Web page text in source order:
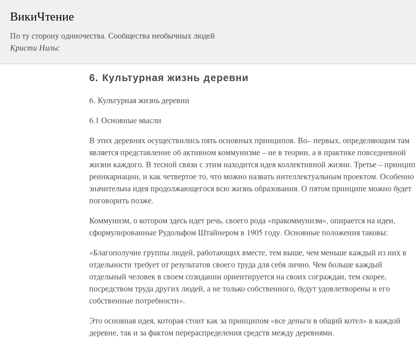
ВикиЧтение
По ту сторону одиночества. Сообщества необычных людей
Кристи Нильс
6. Культурная жизнь деревни
6. Культурная жизнь деревни
6.1 Основные мысли
В этих деревнях осуществились пять основных принципов. Во– первых, определяющим там
является представление об активном коммунизме – не в теории, а в практике повседневной
жизни каждого. В тесной связи с этим находится идея коллективной жизни. Третье – принцип
реинкарнации, и как четвертое то, что можно назвать интеллектуальным проектом. Особенно
значительна идея продолжающегося всю жизнь образования. О пятом принципе можно будет
поговорить позже.
Коммунизм, о котором здесь идет речь, своего рода «пракоммунизм», опирается на идеи,
сформулированные Рудольфом Штайнером в 1905 году. Основные положения таковы:
«Благополучие группы людей, работающих вместе, тем выше, чем меньше каждый из них в
отдельности требует от результатов своего труда для себя лично. Чем больше каждый
отдельный человек в своем созидании ориентируется на своих сограждан, тем скорее,
посредством труда других людей, а не только собственного, будут удовлетворены и его
собственные потребности».
Это основная идея, которая стоит как за принципом «все деньги в общий котел» в каждой
деревне, так и за фактом перераспределения средств между деревнями.